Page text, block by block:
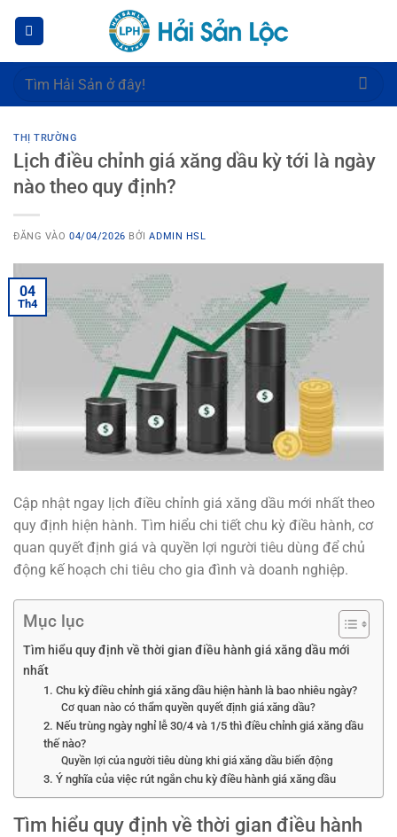
dung
Tìm
THỊ TRƯỜNG
Lịch điều chỉnh giá xăng dầu kỳ tới là ngày
nào theo quy định?
ĐĂNG VÀO04/04/2026 BỞIADMIN HSL
04
Th4
Cập nhật ngay lịch điều chỉnh giá xăng dầu mới nhất theo
quy định hiện hành. Tìm hiểu chi tiết chu kỳ điều hành, cơ
quan quyết định giá và quyền lợi người tiêu dùng để chủ
động kế hoạch chi tiêu cho gia đình và doanh nghiệp.
Mục lục
Tìm hiểu quy định về thời gian điều hành giá xăng dầu mới
nhất
1. Chu kỳ điều chỉnh giá xăng dầu hiện hành là bao nhiêu ngày?
Cơ quan nào có thẩm quyền quyết định giá xăng dầu?
2. Nếu trùng ngày nghỉ lễ 30/4 và 1/5 thì điều chỉnh giá xăng dầu
thế nào?
Quyền lợi của người tiêu dùng khi giá xăng dầu biến động
3. Ý nghĩa của việc rút ngắn chu kỳ điều hành giá xăng dầu
Tìm hiểu quy định về thời gian điều hành